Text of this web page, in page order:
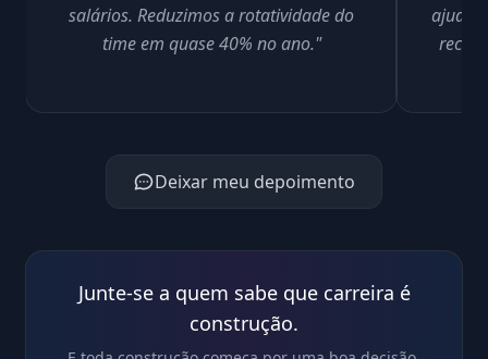
salários. Reduzimos a rotatividade do
time em quase 40% no ano."
Deixar meu depoimento
Junte-se a quem sabe que carreira é
construção.